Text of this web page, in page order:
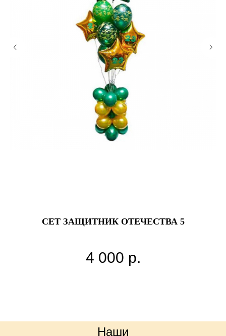
СЕТ ЗАЩИТНИК ОТЕЧЕСТВА 5
4 000 р.
Наши